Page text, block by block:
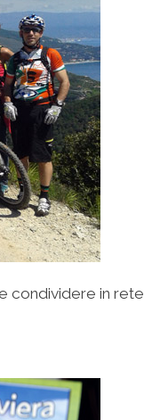
condividere in rete